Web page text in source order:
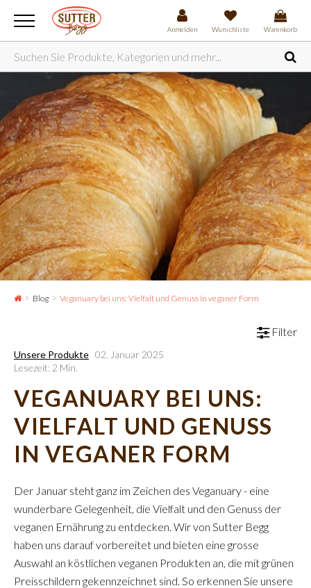
Anmelden Wunschliste Warenkorb
Blog Veganuary bei uns: Vielfalt und Genuss in veganer Form
Filter
Unsere Produkte 02. Januar 2025
Lesezeit: 2 Min.
VEGANUARY BEI UNS:
VIELFALT UND GENUSS
IN VEGANER FORM
Der Januar steht ganz im Zeichen des Veganuary - eine
wunderbare Gelegenheit, die Vielfalt und den Genuss der
veganen Ernährung zu entdecken. Wir von Sutter Begg
haben uns darauf vorbereitet und bieten eine grosse
Auswahl an köstlichen veganen Produkten an, die mit grünen
Preisschildern gekennzeichnet sind. So erkennen Sie unsere